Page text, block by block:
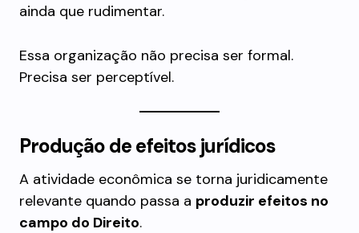
ainda que rudimentar.
Essa organização não precisa ser formal.
Precisa ser perceptível.
Produção de efeitos jurídicos
A atividade econômica se torna juridicamente
relevante quando passa a produzir efeitos no
campo do Direito.